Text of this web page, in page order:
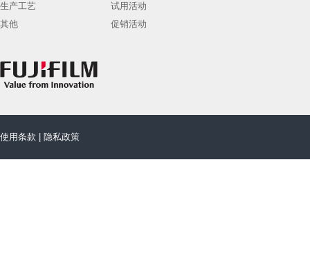
生产工艺
其他
试用活动
促销活动
使用条款 隐私政策